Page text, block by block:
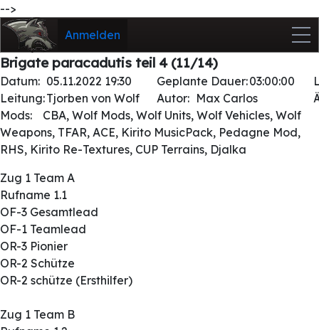
-->
Anmelden
Brigate paracadutis teil 4 (11/14)
Datum: 05.11.2022 19:30 Geplante Dauer:03:00:00
Leitung:Tjorben von Wolf Autor: Max Carlos
Mods:
CBA, Wolf Mods, Wolf Units, Wolf Vehicles, Wolf
Weapons, TFAR, ACE, Kirito MusicPack, Pedagne Mod,
RHS, Kirito Re-Textures, CUP Terrains, Djalka
Zug 1 Team A
Rufname 1.1
OF-3 Gesamtlead
OF-1 Teamlead
OR-3 Pionier
OR-2 Schütze
OR-2 schütze (Ersthilfer)
Zug 1 Team B